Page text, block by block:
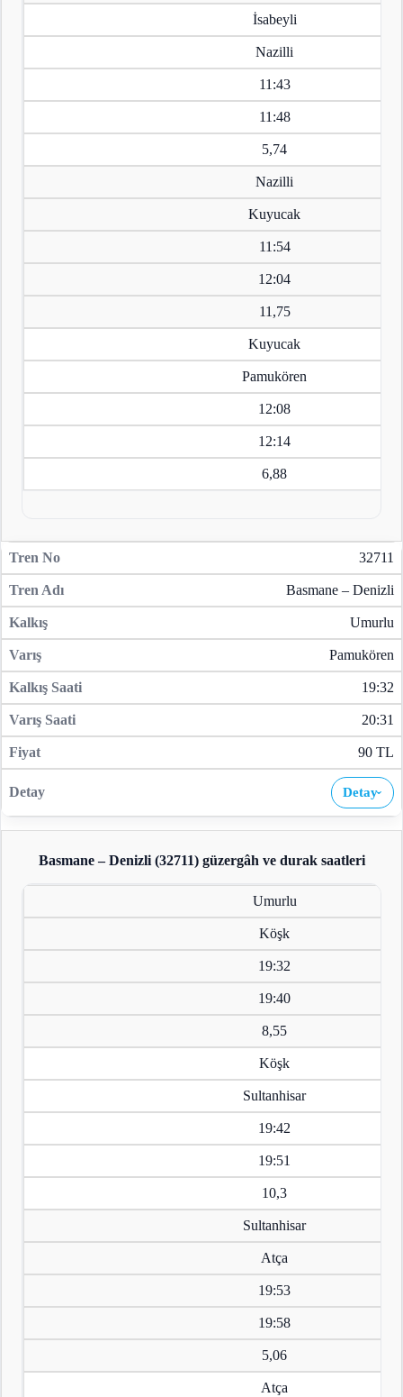
İsabeyli
Nazilli
11:43
11:48
5,74
Nazilli
Kuyucak
11:54
12:04
11,75
Kuyucak
Pamukören
12:08
12:14
6,88
32711
Basmane – Denizli
Umurlu
Pamukören
19:32
20:31
90 TL
Detay›
Basmane – Denizli (32711)güzergâh ve durak saatleri
Umurlu
Köşk
19:32
19:40
8,55
Köşk
Sultanhisar
19:42
19:51
10,3
Sultanhisar
Atça
19:53
19:58
5,06
Atça